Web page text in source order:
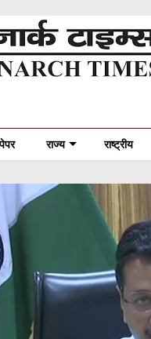
राज्य राष्ट्रीय